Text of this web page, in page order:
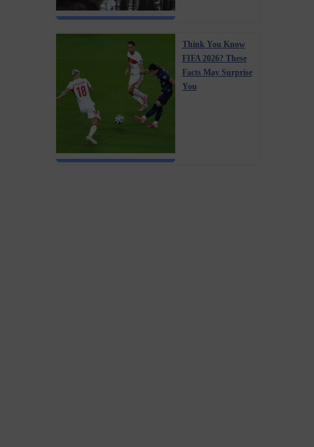
Think You Know
FIFA 2026? These
Facts May Surprise
You